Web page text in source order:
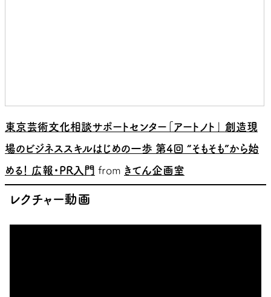
東京芸術文化相談サポートセンター「アートノト」 創造現
場のビジネススキルはじめの一歩 第4回 “そもそも”から始
める！ 広報・PR入門 from きてん企画室
レクチャー動画